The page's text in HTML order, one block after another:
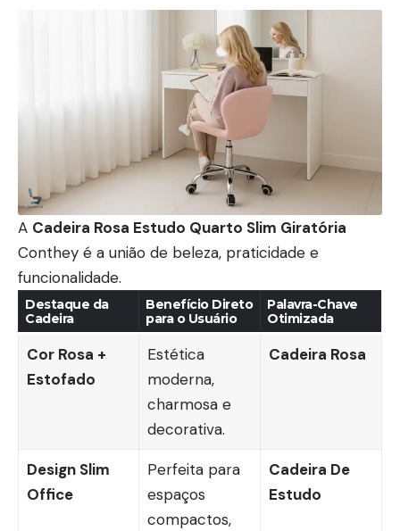
A Cadeira Rosa Estudo Quarto Slim Giratória
Conthey é a união de beleza, praticidade e
funcionalidade.
Destaque da
Cadeira
Benefício Direto
para o Usuário
Palavra-Chave
Otimizada
Cor Rosa +
Estofado
Estética
moderna,
charmosa e
decorativa.
Cadeira Rosa
Design Slim
Office
Perfeita para
espaços
compactos,
Cadeira De
Estudo